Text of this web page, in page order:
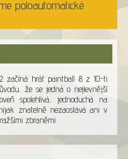
poloautomatické
začíná hrát paintball 8 z 10-ti
že se jedná o nejlevnější
spolehlivá, jednoduchá na
znatelně nezaostává ani v
zbraněmi.